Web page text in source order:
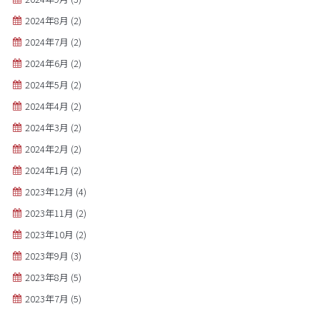
2024年8月 (2)
2024年7月 (2)
2024年6月 (2)
2024年5月 (2)
2024年4月 (2)
2024年3月 (2)
2024年2月 (2)
2024年1月 (2)
2023年12月 (4)
2023年11月 (2)
2023年10月 (2)
2023年9月 (3)
2023年8月 (5)
2023年7月 (5)